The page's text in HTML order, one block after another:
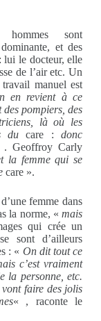
sont
et des
lui le docteur, elle
de l’air etc. Un
manuel est
en revient à ce
des pompiers, des
là où les
ducare : donc
. Geoffroy Carly
la femme qui se
care ».
femme dans
la norme, «mais
qui crée un
sont d’ailleurs
: « On dit tout ce
c’est vraiment
la personne, etc.
vont faire des jolis
« , raconte le